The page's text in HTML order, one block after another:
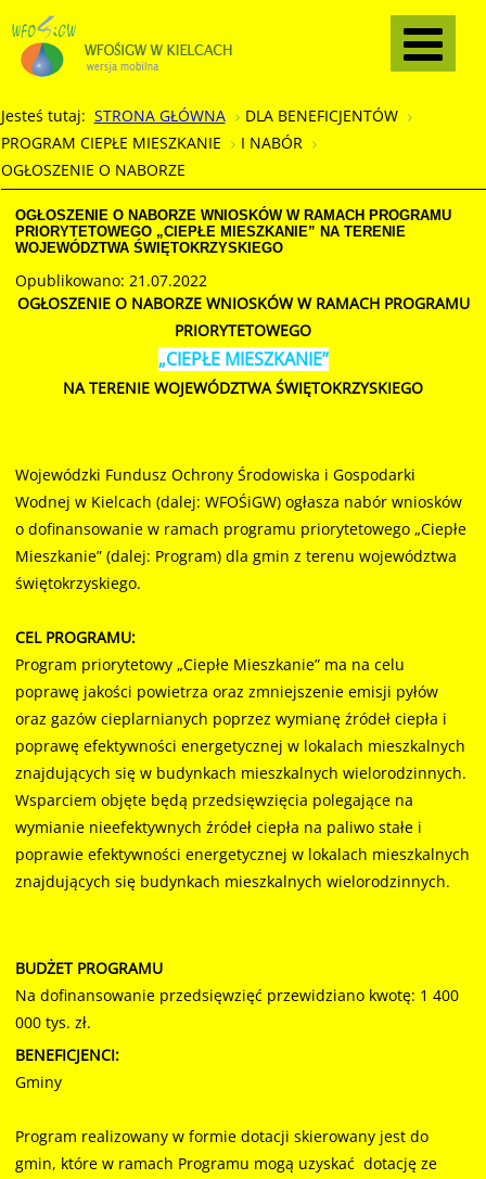
Jesteś tutaj: STRONA GŁÓWNA
DLA BENEFICJENTÓW
PROGRAM CIEPŁE MIESZKANIE
I NABÓR
OGŁOSZENIE O NABORZE
OGŁOSZENIE O NABORZE WNIOSKÓW W RAMACH PROGRAMU
PRIORYTETOWEGO „CIEPŁE MIESZKANIE” NA TERENIE
WOJEWÓDZTWA ŚWIĘTOKRZYSKIEGO
Opublikowano: 21.07.2022
OGŁOSZENIE O NABORZE WNIOSKÓW W RAMACH PROGRAMU
PRIORYTETOWEGO
„CIEPŁE MIESZKANIE”
NA TERENIE WOJEWÓDZTWA ŚWIĘTOKRZYSKIEGO
Wojewódzki Fundusz Ochrony Środowiska i Gospodarki
Wodnej w Kielcach (dalej: WFOŚiGW) ogłasza nabór wniosków
o dofinansowanie w ramach programu priorytetowego „Ciepłe
Mieszkanie” (dalej: Program) dla gmin z terenu województwa
świętokrzyskiego.
CEL PROGRAMU:
Program priorytetowy „Ciepłe Mieszkanie” ma na celu
poprawę jakości powietrza oraz zmniejszenie emisji pyłów
oraz gazów cieplarnianych poprzez wymianę źródeł ciepła i
poprawę efektywności energetycznej w lokalach mieszkalnych
znajdujących się w budynkach mieszkalnych wielorodzinnych.
Wsparciem objęte będą przedsięwzięcia polegające na
wymianie nieefektywnych źródeł ciepła na paliwo stałe i
poprawie efektywności energetycznej w lokalach mieszkalnych
znajdujących się budynkach mieszkalnych wielorodzinnych.
BUDŻET PROGRAMU
Na dofinansowanie przedsięwzięć przewidziano kwotę: 1 400
000 tys. zł.
BENEFICJENCI:
Gminy
Program realizowany w formie dotacji skierowany jest do
gmin, które w ramach Programu mogą uzyskać dotację ze